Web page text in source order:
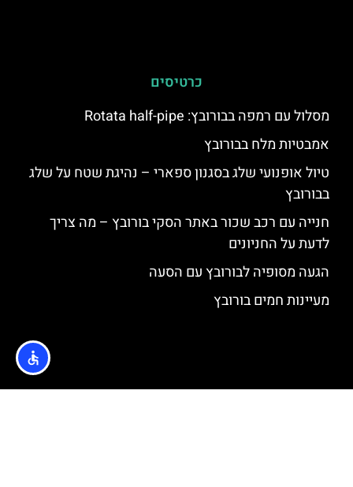
כרטיסים
מסלול עם רמפה בבורובץ: Rotata half-pipe
אמבטיות מלח בבורובץ
טיול אופנועי שלג בסגנון ספארי – נהיגת שטח על שלג
בבורובץ
חנייה עם רכב שכור באתר הסקי בורובץ – מה צריך
לדעת על החניונים
הגעה מסופיה לבורובץ עם הסעה
מעיינות חמים בורובץ